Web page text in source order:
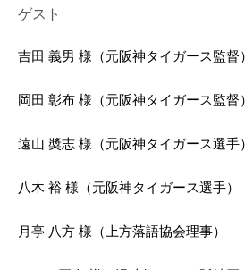
ゲスト
吉田 義男 様（元阪神タイガース監督）
岡田 彰布 様（元阪神タイガース監督）
遠山 奬志 様（元阪神タイガース選手）
八木 裕 様（元阪神タイガース選手）
月亭 八方 様（上方落語協会理事）